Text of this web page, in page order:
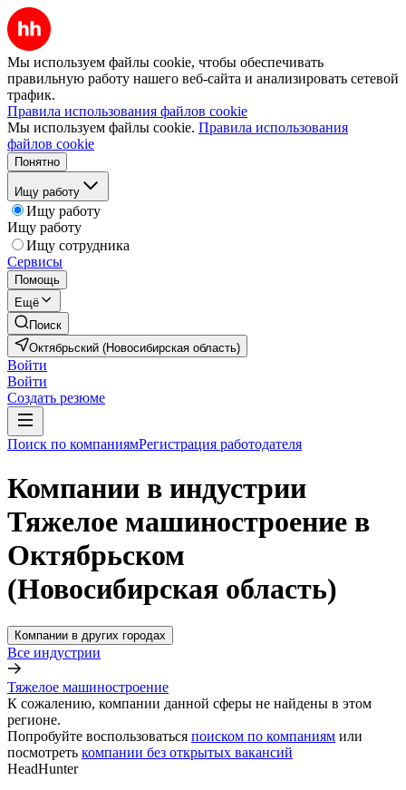
Мы используем файлы cookie, чтобы обеспечивать
правильную работу нашего веб-сайта и анализировать сетевой
трафик.
Правила использования файлов cookie
Мы используем файлы cookie. Правила использования
файлов cookie
Понятно
Ищу работу
Ищу работу
Ищу работу
Ищу сотрудника
Сервисы
Помощь
Ещё
Поиск
Октябрьский (Новосибирская область)
Войти
Войти
Создать резюме
Поиск по компаниямРегистрация работодателя
Компании в индустрии
Тяжелое машиностроение в
Октябрьском
(Новосибирская область)
Компании в других городах
Все индустрии
Тяжелое машиностроение
К сожалению, компании данной сферы не найдены в этом
регионе.
Попробуйте воспользоваться поиском по компаниям или
посмотреть компании без открытых вакансий
HeadHunter